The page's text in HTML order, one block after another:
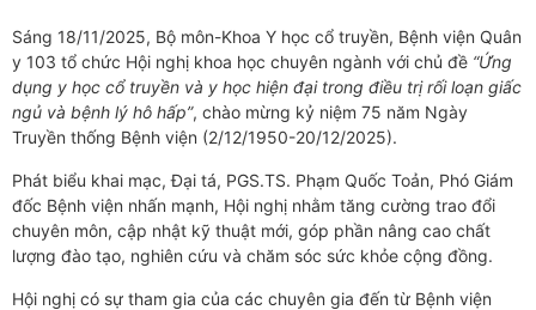
Sáng 18/11/2025, Bộ môn-Khoa Y học cổ truyền, Bệnh viện Quân
y 103 tổ chức Hội nghị khoa học chuyên ngành với chủ đề “Ứng
dụng y học cổ truyền và y học hiện đại trong điều trị rối loạn giấc
ngủ và bệnh lý hô hấp”, chào mừng kỷ niệm 75 năm Ngày
Truyền thống Bệnh viện (2/12/1950-20/12/2025).
Phát biểu khai mạc, Đại tá, PGS.TS. Phạm Quốc Toản, Phó Giám
đốc Bệnh viện nhấn mạnh, Hội nghị nhằm tăng cường trao đổi
chuyên môn, cập nhật kỹ thuật mới, góp phần nâng cao chất
lượng đào tạo, nghiên cứu và chăm sóc sức khỏe cộng đồng.
Hội nghị có sự tham gia của các chuyên gia đến từ Bệnh viện